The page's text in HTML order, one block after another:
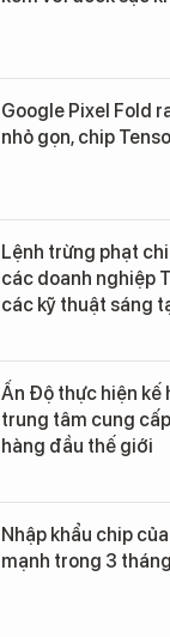
Google Pixel Fold
nhỏ gọn, chip
Lệnh trừng phạt
các doanh nghiệp
các kỹ thuật sáng
Ấn Độ thực hiện kế
trung tâm cung
hàng đầu thế giới
Nhập khẩu chip
mạnh trong 3